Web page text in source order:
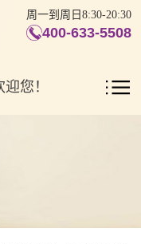
周一到周日8:30-20:30
400-633-5508
您！